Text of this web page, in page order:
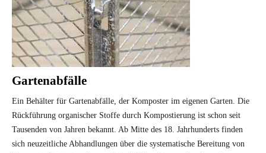
Gartenabfälle
Ein Behälter für Gartenabfälle, der Komposter im eigenen Garten. Die
Rückführung organischer Stoffe durch Kompostierung ist schon seit
Tausenden von Jahren bekannt. Ab Mitte des 18. Jahrhunderts finden
sich neuzeitliche Abhandlungen über die systematische Bereitung von